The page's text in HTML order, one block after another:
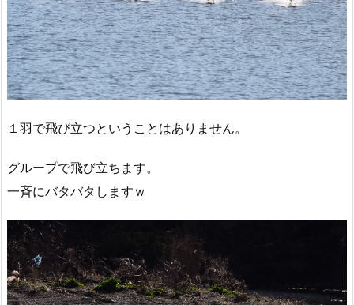
１羽で飛び立つということはありません。
グループで飛び立ちます。
一斉にバタバタしますｗ